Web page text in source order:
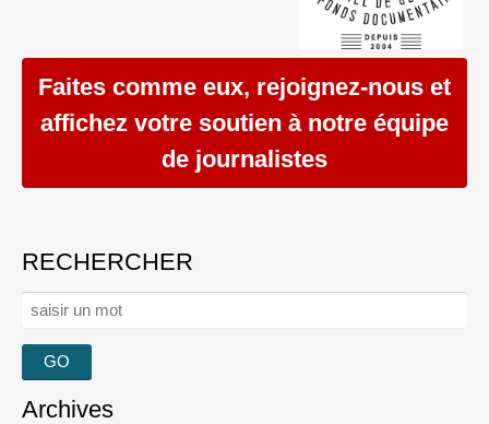
Faites comme eux, rejoignez-nous et
affichez votre soutien à notre équipe
de journalistes
RECHERCHER
Rechercher :
Archives